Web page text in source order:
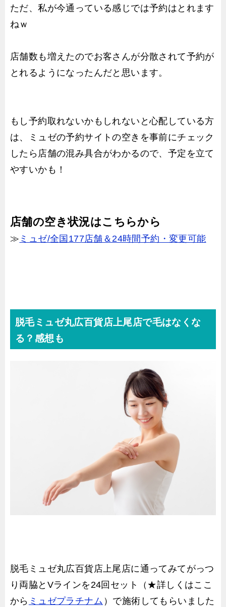
ただ、私が今通っている感じでは予約はとれます
ねｗ
店舗数も増えたのでお客さんが分散されて予約が
とれるようになったんだと思います。
もし予約取れないかもしれないと心配している方
は、ミュゼの予約サイトの空きを事前にチェック
したら店舗の混み具合がわかるので、予定を立て
やすいかも！
店舗の空き状況はこちらから
≫ ミュゼ/全国177店舗＆24時間予約・変更可能
脱毛ミュゼ丸広百貨店上尾店で毛はなくな
る？感想も
脱毛ミュゼ丸広百貨店上尾店に通ってみてがっつ
り両脇とVラインを24回セット（★詳しくはここ
から ミュゼプラチナム ）で施術してもらいました